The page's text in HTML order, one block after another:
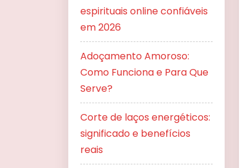
espirituais online confiáveis
em 2026
Adoçamento Amoroso:
Como Funciona e Para Que
Serve?
Corte de laços energéticos:
significado e benefícios
reais